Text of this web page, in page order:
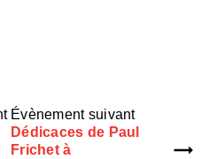
Évènement suivant
Dédicaces de Paul
Frichet à